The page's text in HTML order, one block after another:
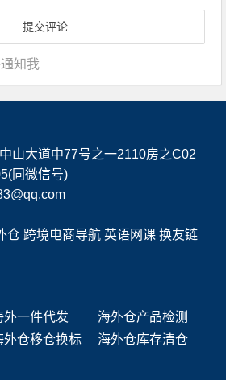
知我
山大道中77号之一2110房之C02
同微信号)
仓 跨境电商导航 英语网课 换友链
外一件代发
海外仓产品检测
外仓移仓换标 海外仓库存清仓